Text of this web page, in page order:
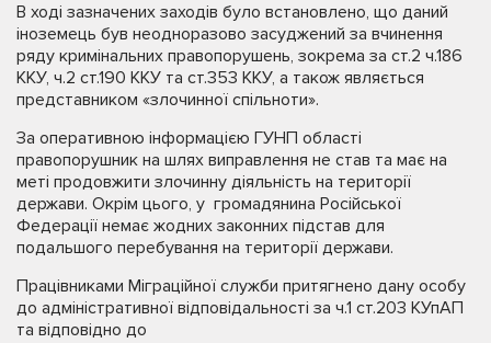
В ході зазначених заходів було встановлено, що даний
іноземець був неодноразово засуджений за вчинення
ряду кримінальних правопорушень, зокрема за ст.2 ч.186
ККУ, ч.2 ст.190 ККУ та ст.353 ККУ, а також являється
представником «злочинної спільноти».
За оперативною інформацією ГУНП області
правопорушник на шлях виправлення не став та має на
меті продовжити злочинну діяльність на території
держави. Окрім цього, у громадянина Російської
Федерації немає жодних законних підстав для
подальшого перебування на території держави.
Працівниками Міграційної служби притягнено дану особу
до адміністративної відповідальності за ч.1 ст.203 КУпАП
та відповідно до